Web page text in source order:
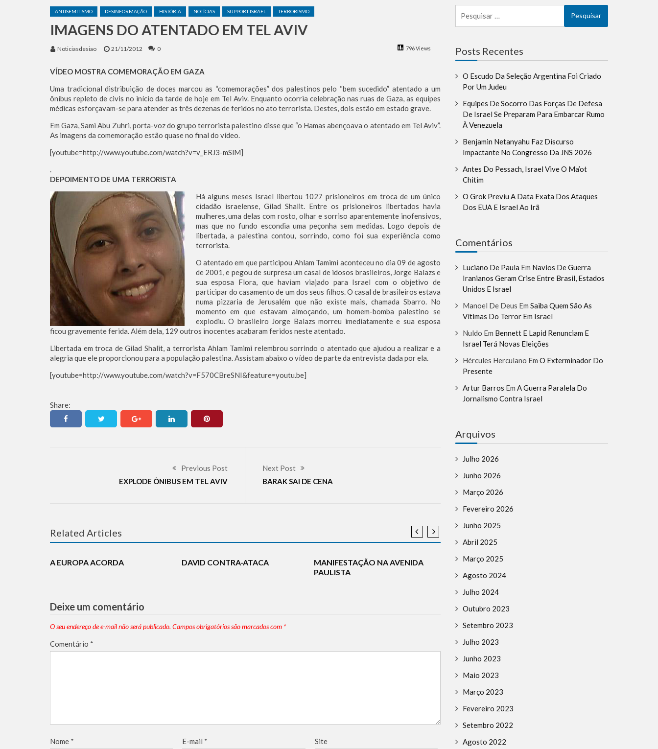
Irã Bloqueia Acesso Europeu à Agência de Notícias
O escudo da Seleção Argentina foi criado por um judeu
Equipes de socorro das Forças de Defesa de Israel se preparam para embarcar rumo à Venezuela
ANTISEMITISMO DESINFORMAÇÃO HISTÓRIA NOTÍCIAS SUPPORT ISRAEL TERRORISMO
IMAGENS DO ATENTADO EM TEL AVIV
Noticiasdesiao 21/11/2012 796 Views
0
VÍDEO MOSTRA COMEMORAÇÃO EM GAZA
Uma tradicional distribuição de doces marcou as “comemorações” dos palestinos pelo “bem sucedido” atentado a um
ônibus repleto de civis no início da tarde de hoje em Tel Aviv. Enquanto ocorria celebração nas ruas de Gaza, as equipes
médicas esforçavam-se para atender as três dezenas de feridos no ato terrorista. Destes, dois estão em estado grave.
Em Gaza, Sami Abu Zuhri, porta-voz do grupo terrorista palestino disse que “o Hamas abençoava o atentado em Tel Aviv”.
As imagens da comemoração estão quase no final do vídeo.
[youtube=http://www.youtube.com/watch?v=v_ERJ3-mSlM]
.
DEPOIMENTO DE UMA TERRORISTA
Há alguns meses Israel libertou 1027 prisioneiros em troca de um único
cidadão israelense, Gilad Shalit. Entre os prisioneiros libertados havia
mulheres, uma delas com rosto, olhar e sorriso aparentemente inofensivos,
mas que no fundo escondia uma peçonha sem medidas. Logo depois de
libertada, a palestina contou, sorrindo, como foi sua experiência como
terrorista.
O atentado em que participou Ahlam Tamimi aconteceu no dia 09 de agosto
de 2001, e pegou de surpresa um casal de idosos brasileiros, Jorge Balazs e
sua esposa Flora, que haviam viajado para Israel com o objetivo de
participar do casamento de um dos seus filhos. O casal de brasileiros estava
numa pizzaria de Jerusalém que não existe mais, chamada Sbarro. No
momento em que estavam almoçando, um homem-bomba palestino se
explodiu. O brasileiro Jorge Balazs morreu imediatamente e sua esposa
ficou gravemente ferida. Além dela, 129 outros inocentes acabaram feridos neste atentado.
Libertada em troca de Gilad Shalit, a terrorista Ahlam Tamimi relembrou sorrindo o atentado que ajudou a realizar e a
alegria que ele proporcionou para a população palestina. Assistam abaixo o vídeo de parte da entrevista dada por ela.
[youtube=http://www.youtube.com/watch?v=F570CBreSNI&feature=youtu.be]
Share:
Previous Post
EXPLODE ÔNIBUS EM TEL AVIV
Next Post
BARAK SAI DE CENA
Related Articles
A EUROPA ACORDA DAVID CONTRA-ATACA
MANIFESTAÇÃO NA AVENIDA
PAULISTA
HISTÓRIA
Notícias de Sião faz 12 anos
Deixe um comentário
O seu endereço de e-mail não será publicado. Campos obrigatórios são marcados com *
Comentário *
Nome * E-mail * Site
por:
Posts Recentes
O Escudo Da Seleção Argentina Foi Criado
Por Um Judeu
Equipes De Socorro Das Forças De Defesa
De Israel Se Preparam Para Embarcar Rumo
À Venezuela
Benjamin Netanyahu Faz Discurso
Impactante No Congresso Da JNS 2026
Antes Do Pessach, Israel Vive O Ma’ot
Chitim
O Grok Previu A Data Exata Dos Ataques
Dos EUA E Israel Ao Irã
Comentários
Luciano De Paula Em Navios De Guerra
Iranianos Geram Crise Entre Brasil, Estados
Unidos E Israel
Manoel De Deus Em Saiba Quem São As
Vítimas Do Terror Em Israel
Nuldo Em Bennett E Lapid Renunciam E
Israel Terá Novas Eleições
Hércules Herculano Em O Exterminador Do
Presente
Artur Barros Em A Guerra Paralela Do
Jornalismo Contra Israel
Arquivos
Julho 2026
Junho 2026
Março 2026
Fevereiro 2026
Junho 2025
Abril 2025
Março 2025
Agosto 2024
Julho 2024
Outubro 2023
Setembro 2023
Julho 2023
Junho 2023
Maio 2023
Março 2023
Fevereiro 2023
Setembro 2022
Agosto 2022